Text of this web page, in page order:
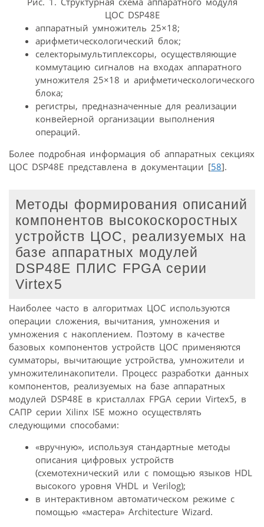
ЦОС DSP48E
аппаратный умножитель 25×18;
арифметическологический блок;
селекторымультиплексоры, осуществляющие
коммутацию сигналов на входах аппаратного
умножителя 25×18 и арифметическологического
блока;
регистры, предназначенные для реализации
конвейерной организации выполнения
операций.
Более подробная информация об аппаратных секциях
ЦОС DSP48E представлена в документации [58].
Методы формирования описаний
компонентов высокоскоростных
устройств ЦОС, реализуемых на
базе аппаратных модулей
DSP48E ПЛИС FPGA серии
Virtex5
Наиболее часто в алгоритмах ЦОС используются
операции сложения, вычитания, умножения и
умножения с накоплением. Поэтому в качестве
базовых компонентов устройств ЦОС применяются
сумматоры, вычитающие устройства, умножители и
умножителинакопители. Процесс разработки данных
компонентов, реализуемых на базе аппаратных
модулей DSP48E в кристаллах FPGA серии Virtex5, в
САПР серии Xilinx ISE можно осуществлять
следующими способами:
«вручную», используя стандартные методы
описания цифровых устройств
(схемотехнический или с помощью языков HDL
высокого уровня VHDL и Verilog);
в интерактивном автоматическом режиме с
помощью «мастера» Architecture Wizard.